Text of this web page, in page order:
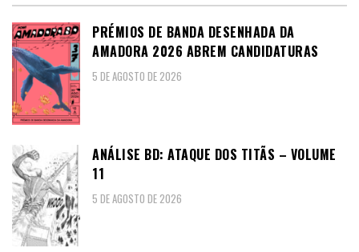
PRÉMIOS DE BANDA DESENHADA DA
AMADORA 2026 ABREM CANDIDATURAS
5 DE AGOSTO DE 2026
ANÁLISE BD: ATAQUE DOS TITÃS – VOLUME
11
5 DE AGOSTO DE 2026